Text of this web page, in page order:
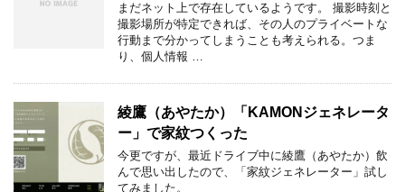
まだネット上で存在しているようです。 撮影時刻と
撮影場所が特定できれば、その人のプライベートな
行動まで分かってしまうことも考えられる。つま
り、個人情報 …
綾鷹（あやたか）「KAMONジェネレータ
ー」で家紋つくった
今更ですが、最近ドライブ中に綾鷹（あやたか）飲
んで思い出したので、「家紋ジェネレーター」試し
てみました。